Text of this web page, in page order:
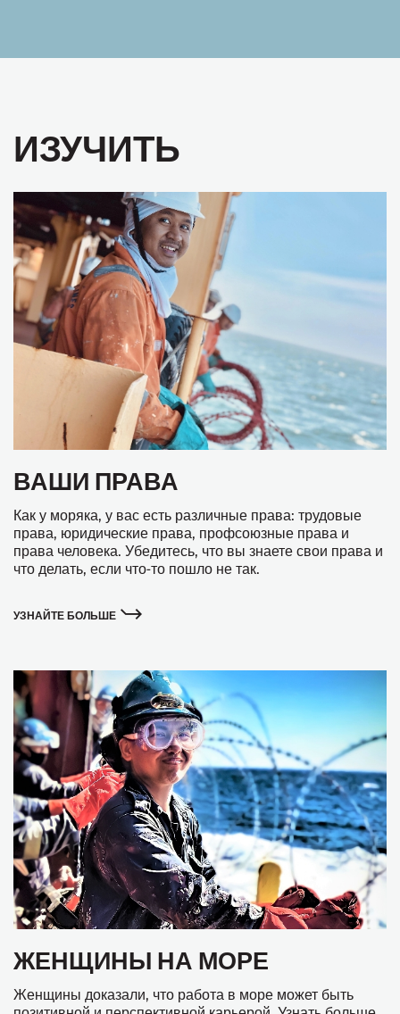
ИЗУЧИТЬ
ВАШИ ПРАВА
Как у моряка, у вас есть различные права: трудовые
права, юридические права, профсоюзные права и
права человека. Убедитесь, что вы знаете свои права и
что делать, если что-то пошло не так.
УЗНАЙТЕ БОЛЬШЕ
ЖЕНЩИНЫ НА МОРЕ
Женщины доказали, что работа в море может быть